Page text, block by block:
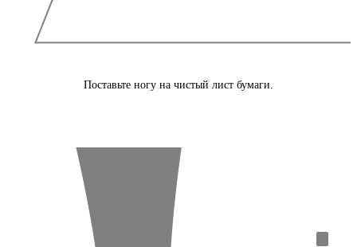
Поставьте ногу на чистый лист бумаги.